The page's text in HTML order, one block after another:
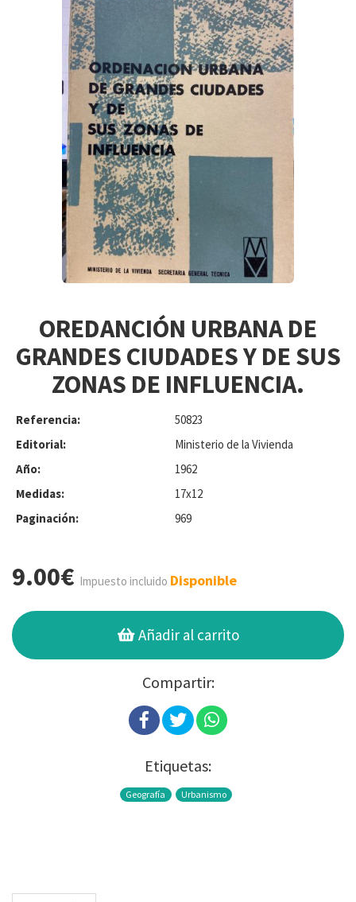
OREDANCIÓN URBANA DE
GRANDES CIUDADES Y DE SUS
ZONAS DE INFLUENCIA.
Referencia:
50823
Editorial:
Ministerio de la Vivienda
Año:
1962
Medidas:
17x12
Paginación:
969
9.00€ Impuesto incluido Disponible
Añadir al carrito
Compartir:
Etiquetas:
Geografía Urbanismo